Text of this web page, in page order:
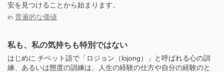
安を見つけることから始まります。
in 普遍的な価値
私も、私の気持ちも特別ではない
はじめに チベット語で「ロジョン（lojong）」と呼ばれる心の訓
練、あるいは態度の訓練は、人生の経験の仕方や自分の経験のと